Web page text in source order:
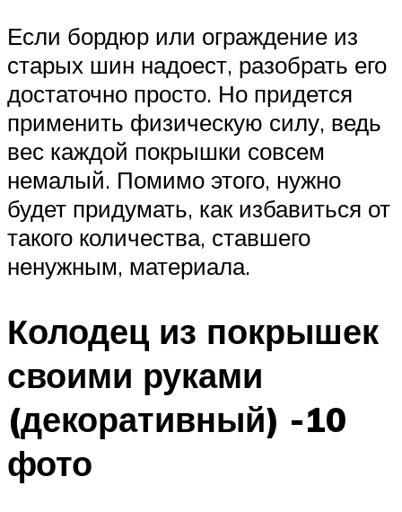
Если бордюр или ограждение из
старых шин надоест, разобрать его
достаточно просто. Но придется
применить физическую силу, ведь
вес каждой покрышки совсем
немалый. Помимо этого, нужно
будет придумать, как избавиться от
такого количества, ставшего
ненужным, материала.
Колодец из покрышек
своими руками
(декоративный) -10
фото